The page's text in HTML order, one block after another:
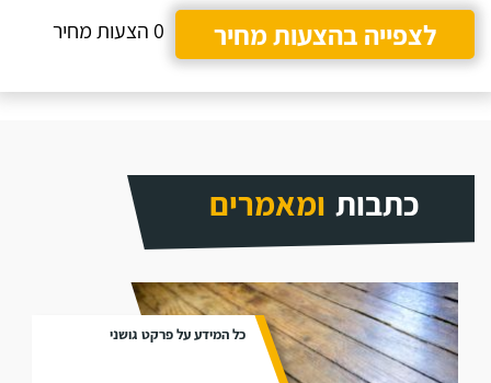
לצפייה בהצעות מחיר
0 הצעות מחיר
כתבות ומאמרים
כל המידע על פרקט גושני